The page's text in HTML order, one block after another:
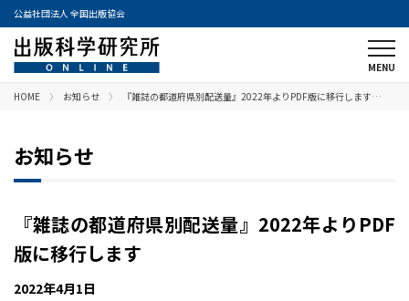
公益社団法人 全国出版協会
HOME お知らせ 『雑誌の都道府県別配送量』2022年よりPDF版に移行します…
お知らせ
『雑誌の都道府県別配送量』2022年よりPDF
版に移行します
2022年4月1日